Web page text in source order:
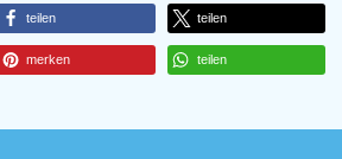
teilen teilen
merken teilen